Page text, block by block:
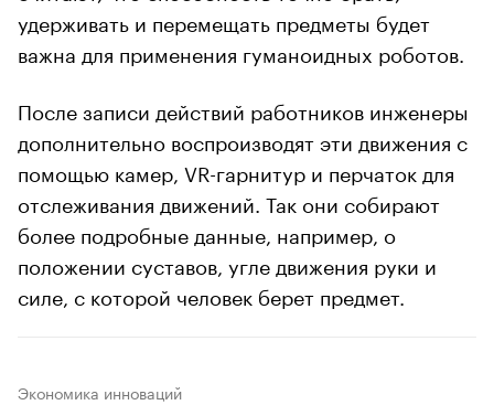
удерживать и перемещать предметы будет
важна для применения гуманоидных роботов.
После записи действий работников инженеры
дополнительно воспроизводят эти движения с
помощью камер, VR-гарнитур и перчаток для
отслеживания движений. Так они собирают
более подробные данные, например, о
положении суставов, угле движения руки и
силе, с которой человек берет предмет.
Экономика инноваций